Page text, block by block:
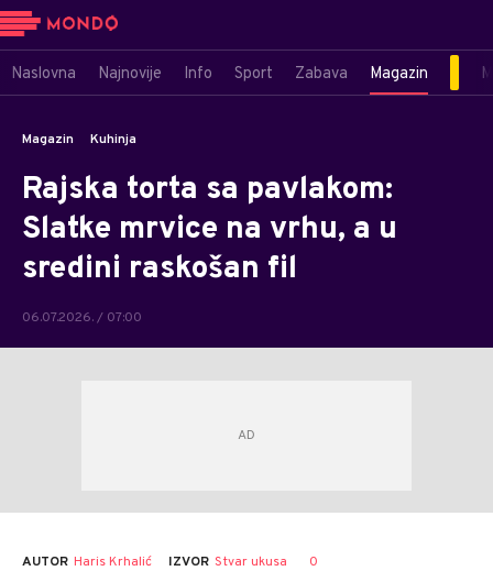
Naslovna Najnovije Info Sport Zabava Magazin
Magazin Kuhinja
Rajska torta sa pavlakom:
Slatke mrvice na vrhu, a u
sredini raskošan fil
06.07.2026. / 07:00
AUTOR Haris Krhalić IZVOR Stvar ukusa 0